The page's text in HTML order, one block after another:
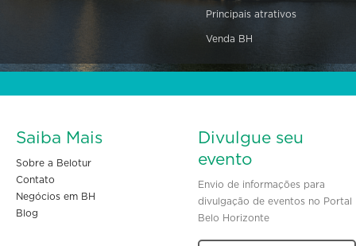
Principais atrativos
Venda BH
Saiba Mais
Sobre a Belotur
Contato
Negócios em BH
Blog
Divulgue seu
evento
Envio de informações para
divulgação de eventos no Portal
Belo Horizonte